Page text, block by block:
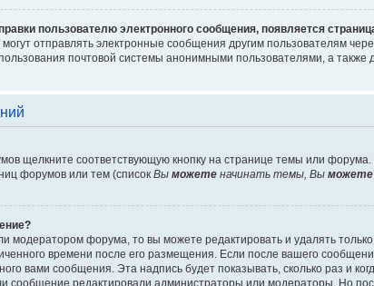
пользователю электронного сообщения, появляется
могут отправлять электронные сообщения другим пользователям
почтовой системы анонимными пользователями, а
щелкните соответствующую кнопку на странице темы или
форумов или тем (список Вы можете начинать темы, Вы можете
модератором форума, то вы можете редактировать и удалять
времени после его размещения. Если после вашего
вами сообщения. Эта надпись будет показывать, сколько раз и
сообщение редактировали администраторы или модераторы. Но